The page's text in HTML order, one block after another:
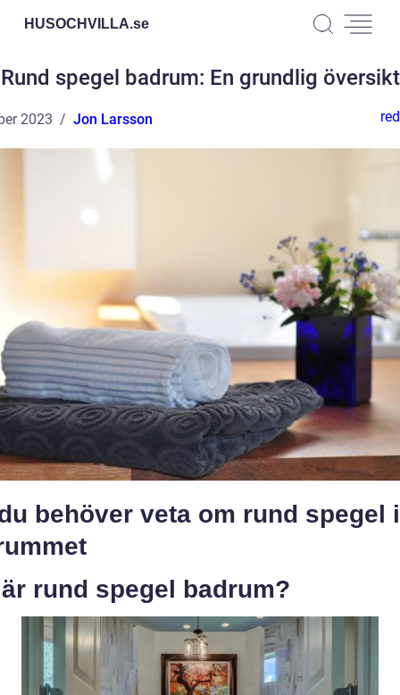
HUSOCHVILLA.se
Rund spegel badrum: En grundlig översikt
2023 Jon Larsson
behöver veta om rund spegel i
rund spegel badrum?